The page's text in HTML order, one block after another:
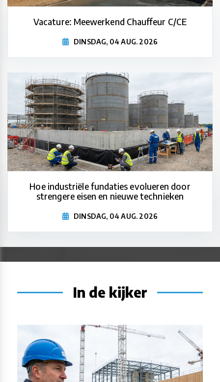
Vacature: Meewerkend Chauffeur C/CE
DINSDAG, 04 AUG. 2026
Hoe industriële fundaties evolueren door
strengere eisen en nieuwe technieken
DINSDAG, 04 AUG. 2026
In de kijker